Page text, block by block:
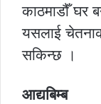
काठमाडौँ घर
यसलाई
सकिन्छ ।
आद्यबिम्ब